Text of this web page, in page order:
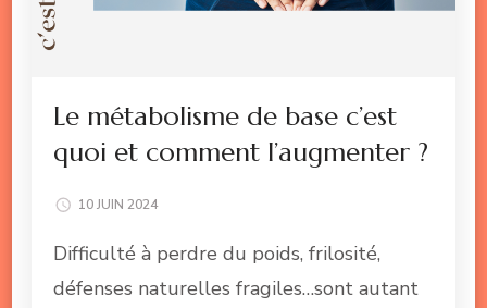
Le métabolisme de base c’est
quoi et comment l’augmenter ?
10 JUIN 2024
Difficulté à perdre du poids, frilosité,
défenses naturelles fragiles…sont autant